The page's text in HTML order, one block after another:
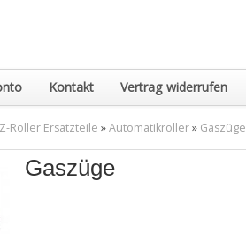
Kontakt Vertrag widerrufen
Roller Ersatzteile »Automatikroller» Gaszüge
Gaszüge